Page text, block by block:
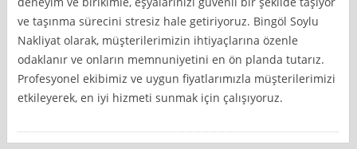
ve taşınma sürecini stresiz hale getiriyoruz. Bingöl Soylu
Nakliyat olarak, müşterilerimizin ihtiyaçlarına özenle
odaklanır ve onların memnuniyetini en ön planda tutarız.
Profesyonel ekibimiz ve uygun fiyatlarımızla müşterilerimizi
etkileyerek, en iyi hizmeti sunmak için çalışıyoruz.